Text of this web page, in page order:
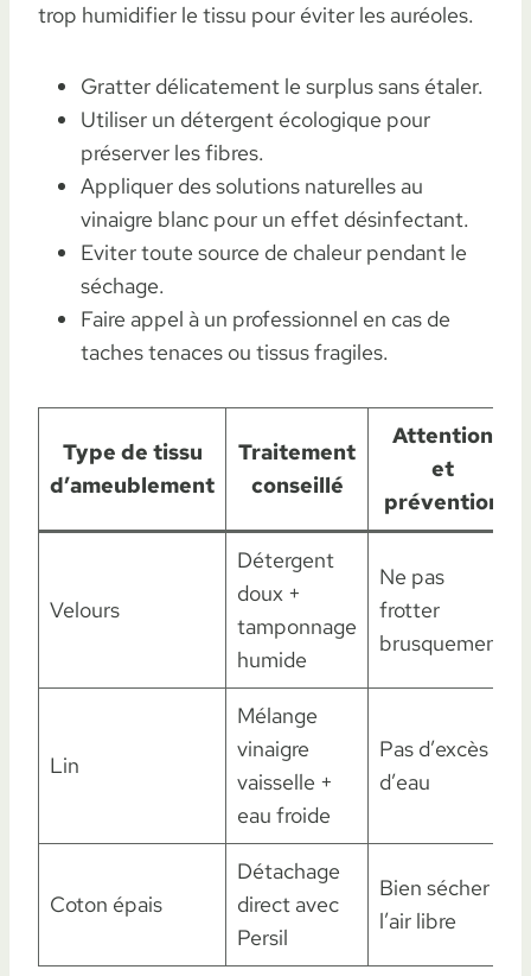
trop humidifier le tissu pour éviter les auréoles.
Gratter délicatement le surplus sans étaler.
Utiliser un détergent écologique pour
préserver les fibres.
Appliquer des solutions naturelles au
vinaigre blanc pour un effet désinfectant.
Eviter toute source de chaleur pendant le
séchage.
Faire appel à un professionnel en cas de
taches tenaces ou tissus fragiles.
Type de tissu
d’ameublement
Traitement
conseillé
Attention
et
prévention
Velours
Détergent
doux +
tamponnage
humide
Ne pas
frotter
brusquement
Lin
Mélange
vinaigre
vaisselle +
eau froide
Pas d’excès
d’eau
Coton épais
Détachage
direct avec
Persil
Bien sécher à
l’air libre